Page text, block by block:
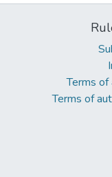
Terms of
Terms of